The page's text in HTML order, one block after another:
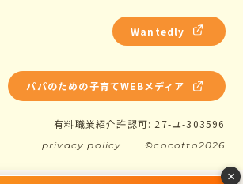
Wantedly
パパのための子育てWEBメディア
有料職業紹介許認可: 27-ユ-303596
privacy policy ©cocotto2026
×